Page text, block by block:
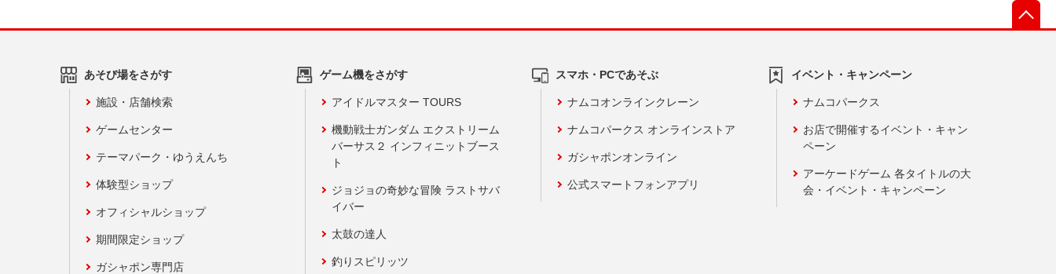
あそび場をさがす
施設・店舗検索
ゲームセンター
テーマパーク・ゆうえんち
体験型ショップ
オフィシャルショップ
期間限定ショップ
ガシャポン専門店
ゲーム機をさがす
アイドルマスター TOURS
機動戦士ガンダム エクストリーム
バーサス２ インフィニットブース
ト
ジョジョの奇妙な冒険 ラストサバ
イバー
太鼓の達人
釣りスピリッツ
スマホ・PCであそぶ
ナムコオンラインクレーン
ナムコパークス オンラインストア
ガシャポンオンライン
公式スマートフォンアプリ
イベント・キャンペーン
ナムコパークス
お店で開催するイベント・キャン
ペーン
アーケードゲーム 各タイトルの大
会・イベント・キャンペーン